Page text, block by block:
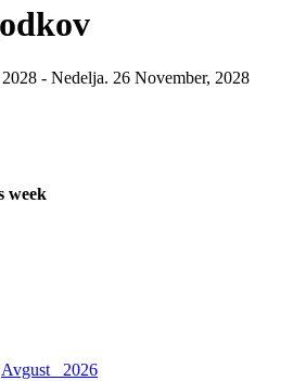
- Nedelja. 26 November, 2028
week
Avgust 2026